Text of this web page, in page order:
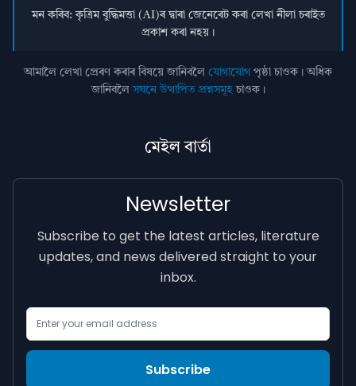
মন কৰিব: কৃত্ৰিম বুদ্ধিমত্তা (AI)ৰ দ্বাৰা জেনেৰেট কৰা লেখা নীলা চৰাইত
প্ৰকাশ কৰা নহয়।
আমালৈ লেখা প্ৰেৰণ কৰাৰ বিষয়ে জানিবলৈ যোগাযোগ পৃষ্ঠা চাওক। অধিক
জানিবলৈসঘনে উত্থাপিত প্ৰশ্নসমূহচাওক।
মেইল বাৰ্তা
Newsletter
Subscribe to get the latest articles, literature
updates, and news delivered straight to your
inbox.
Email Address
Subscribe